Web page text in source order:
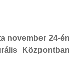
november 24-én
Központban